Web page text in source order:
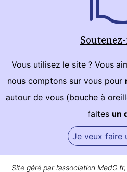
Vous utilisez le site ? Vous
nous comptons sur vous pour
autour de vous (bouche à
faites un
Je veux faire
Site géré par l’association